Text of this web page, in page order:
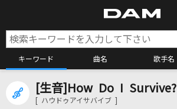
キーワード 曲名 歌手名
カラオケ検索
[生音]How Do I Survive?
[ ハウドゥアイサバイブ ]